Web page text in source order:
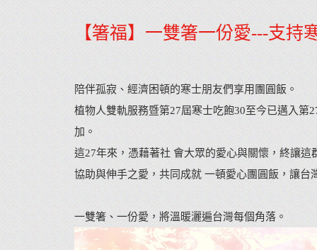
屏東縣 臺南 心得文 屏東 臺中 彰化
【箸福】一雙箸一份愛---支持
陪伴孤寂、經濟困頓的寒士朋友們享用團圓飯。
植物人雙軌服務暨第27屆寒士吃飽30至今已邁入第
加。
這27年來，憑藉著社 會大眾的愛心與關懷，終讓
協助與伸手之愛，共同成就 一頓愛心團圓飯，讓台
一雙箸、一份愛，將溫暖灑遍台灣每個角落。